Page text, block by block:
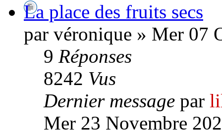
La place des fruits secs
par véronique » Mer 07
9 Réponses
8242 Vus
Dernier message par
Mer 23 Novembre